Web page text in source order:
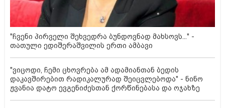
"ჩვენი პირველი შეხვედრა ბუნდოვნად მახსოვს..." -
თათული ედიშერაშვილის ერთი ამბავი
"ვიცოდი, ჩემი ცხოვრება ამ ადამიანთან ბედის
დაკავშირებით რადიკალურად შეიცვლებოდა" - ნინო
ჟვანია დატო ევგენიძესთან ქორწინებასა და ოჯახზე